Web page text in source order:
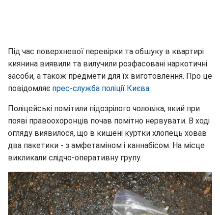
Під час поверхневої перевірки та обшуку в квартирі
киянина виявили та вилучили розфасовані наркотичні
засоби, а також предмети для їх виготовлення. Про це
повідомляє прес-служба поліції Києва.
Поліцейські помітили підозрілого чоловіка, який при
появі правоохоронців почав помітно нервувати. В ході
огляду виявилося, що в кишені куртки хлопець ховав
два пакетики - з амфетаміном і каннабісом. На місце
викликали слідчо-оперативну групу.